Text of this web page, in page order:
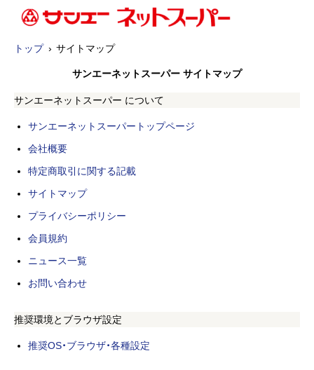
トップ サイトマップ
サンエーネットスーパー サイトマップ
サンエーネットスーパー について
サンエーネットスーパートップページ
会社概要
特定商取引に関する記載
サイトマップ
プライバシーポリシー
会員規約
ニュース一覧
お問い合わせ
推奨環境とブラウザ設定
推奨OS・ブラウザ・各種設定